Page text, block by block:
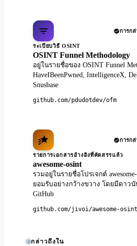
การกล่
ระเบียบวิธี OSINT
OSINT Funnel Methodology
อยู่ในรายชื่อของ OSINT Funnel
HaveIBeenPwned, IntelligenceX,
Snusbase
github.com/pdudotdev/ofm
การกล่
รายการเอกสารอ้างอิงที่คัดสรรแล้ว
awesome-osint
รวมอยู่ในรายชื่อโปรเจกต์
ยอมรับอย่างกว้างขวาง โดยมีดาว
GitHub
github.com/jivoi/awesome-osint
กล่าวถึงใน